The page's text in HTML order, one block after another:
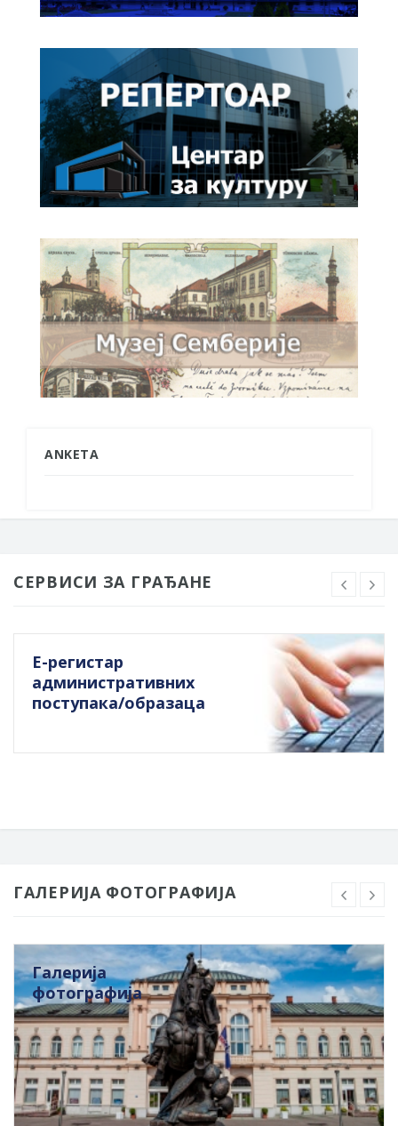
ANKETA
СЕРВИСИ ЗА ГРАЂАНЕ
Е-регистар
административних
поступака/образаца
ГАЛЕРИЈА ФОТОГРАФИЈА
Галерија
фотографија